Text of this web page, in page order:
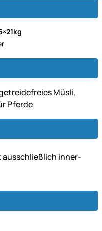
Müsli,
Pferde
aus­schließ­lich inner­